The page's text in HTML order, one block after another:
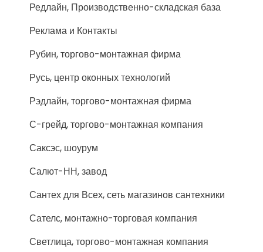
Редлайн, Производственно-складская база
Реклама и Контакты
Рубин, торгово-монтажная фирма
Русь, центр оконных технологий
Рэдлайн, торгово-монтажная фирма
С-грейд, торгово-монтажная компания
Саксэс, шоурум
Салют-НН, завод
Сантех для Всех, сеть магазинов сантехники
Сателс, монтажно-торговая компания
Светлица, торгово-монтажная компания